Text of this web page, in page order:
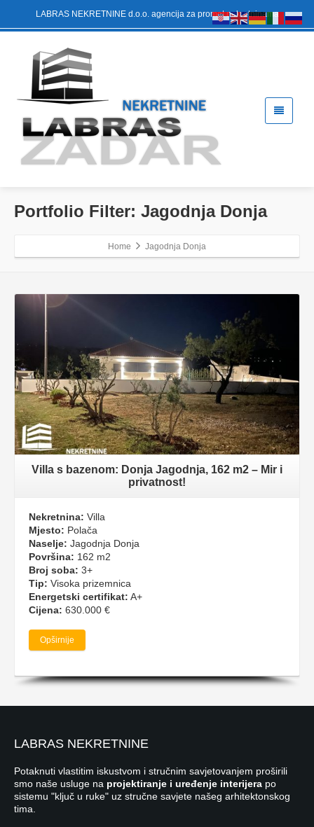
LABRAS NEKRETNINE d.o.o. agencija za promet nekretninama
Portfolio Filter: Jagodnja Donja
Home Jagodnja Donja
Villa s bazenom: Donja Jagodnja, 162 m2 – Mir i
privatnost!
Nekretnina: Villa
Mjesto: Polača
Naselje: Jagodnja Donja
Površina: 162 m2
Broj soba: 3+
Tip: Visoka prizemnica
Energetski certifikat: A+
Cijena: 630.000 €
Opširnije
LABRAS NEKRETNINE
Potaknuti vlastitim iskustvom i stručnim savjetovanjem proširili
smo naše usluge na projektiranje i uređenje interijera po
sistemu "ključ u ruke" uz stručne savjete našeg arhitektonskog
tima.